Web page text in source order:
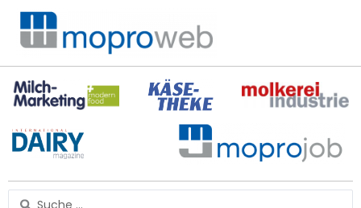
Zum
Inhalt
springen
Search